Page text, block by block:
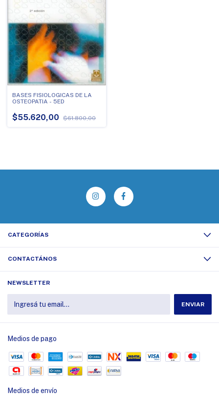
BASES FISIOLOGICAS DE LA
OSTEOPATIA - 5ED
$55.620,00 $61.800,00
CATEGORÍAS
CONTACTÁNOS
NEWSLETTER
Medios de pago
Medios de envío